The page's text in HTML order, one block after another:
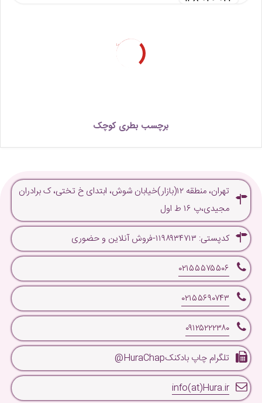
Loading...
برچسب بطری کوچک
تهران، منطقه ۱۲(بازار)خیابان شوش، ابتدای خ تختی، ک برادران
مجیدی،پ ۱۶ ط اول
کدپستی: ۱۱۹۸۹۳۴۷۱۳-فروش آنلاین و حضوری
۰۲۱۵۵۵۷۵۵۰۶
۰۲۱۵۵۶۹۰۷۴۳
۰۹۱۲۵۲۲۲۳۸۰
تلگرام چاپ بادکنکHuraChap@
info(at)Hura.ir